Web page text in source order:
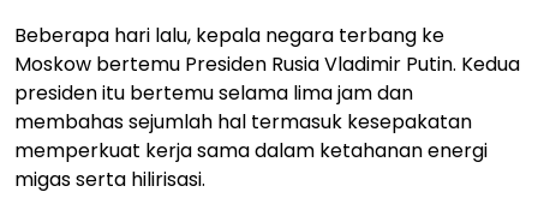
Beberapa hari lalu, kepala negara terbang ke
Moskow bertemu Presiden Rusia Vladimir Putin. Kedua
presiden itu bertemu selama lima jam dan
membahas sejumlah hal termasuk kesepakatan
memperkuat kerja sama dalam ketahanan energi
migas serta hilirisasi.